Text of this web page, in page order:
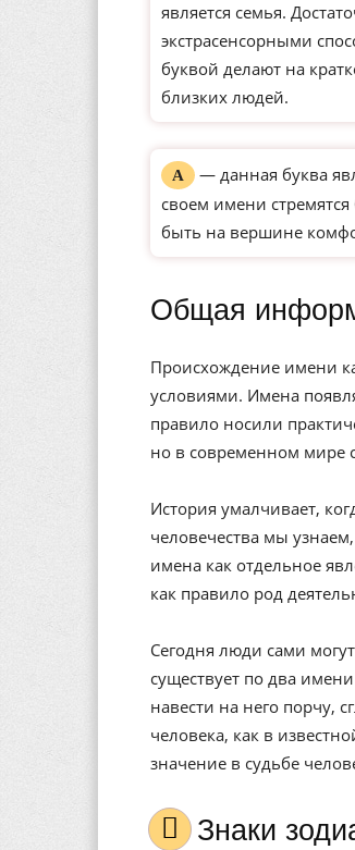
является семья.
экстрасенсорными
буквой делают на
близких людей.
А
— данная буква
своем имени
быть на вершине
Общая
Происхождение имени
условиями. Имена
правило носили
но в современном мире
История умалчивает,
человечества мы
имена как отдельное
как правило род
Сегодня люди сами
существует по два
навести на него порчу,
человека, как в
значение в судьбе
Знаки